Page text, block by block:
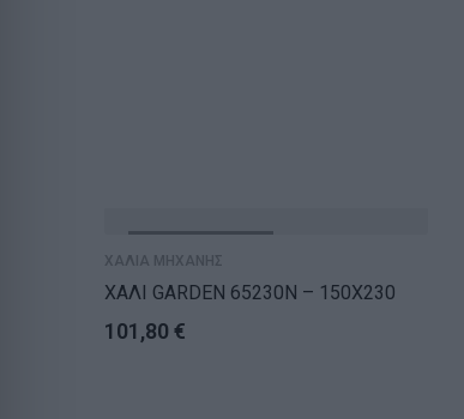
ΧΑΛΙΑ ΜΗΧΑΝΗΣ
ΧΑΛΙ GARDEN 65230N – 150X230
101,80 €